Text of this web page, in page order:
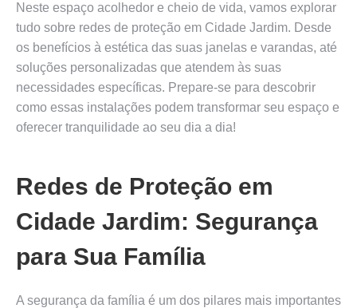
Neste espaço acolhedor e cheio de vida, vamos explorar
tudo sobre redes de proteção em Cidade Jardim. Desde
os benefícios à estética das suas janelas e varandas, até
soluções personalizadas que atendem às suas
necessidades específicas. Prepare-se para descobrir
como essas instalações podem transformar seu espaço e
oferecer tranquilidade ao seu dia a dia!
Redes de Proteção em
Cidade Jardim: Segurança
para Sua Família
A segurança da família é um dos pilares mais importantes